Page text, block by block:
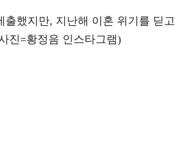
출했지만, 지난해 이혼 위기를 딛고
진=황정음 인스타그램)